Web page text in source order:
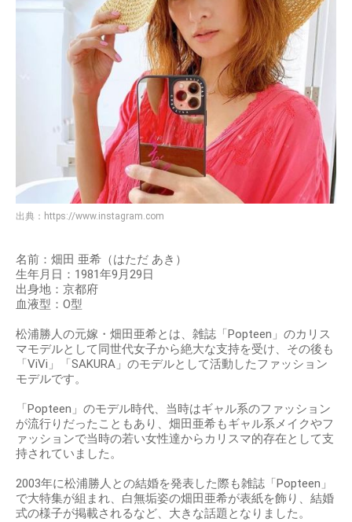
出典： https://www.instagram.com
名前：畑田 亜希（はただ あき）
生年月日：1981年9月29日
出身地：京都府
血液型：O型
松浦勝人の元嫁・畑田亜希とは、雑誌「Popteen」のカリス
マモデルとして同世代女子から絶大な支持を受け、その後も
「ViVi」「SAKURA」のモデルとして活動したファッション
モデルです。
「Popteen」のモデル時代、当時はギャル系のファッション
が流行りだったこともあり、畑田亜希もギャル系メイクやフ
ァッションで当時の若い女性達からカリスマ的存在として支
持されていました。
2003年に松浦勝人との結婚を発表した際も雑誌「Popteen」
で大特集が組まれ、白無垢姿の畑田亜希が表紙を飾り、結婚
式の様子が掲載されるなど、大きな話題となりました。